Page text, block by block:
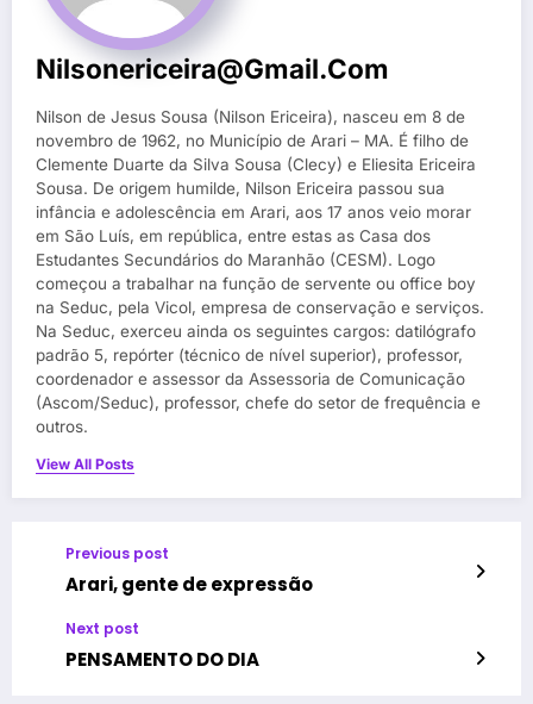
Nilsonericeira@gmail.com
Nilson de Jesus Sousa (Nilson Ericeira), nasceu em 8 de
novembro de 1962, no Município de Arari – MA. É filho de
Clemente Duarte da Silva Sousa (Clecy) e Eliesita Ericeira
Sousa. De origem humilde, Nilson Ericeira passou sua
infância e adolescência em Arari, aos 17 anos veio morar
em São Luís, em república, entre estas as Casa dos
Estudantes Secundários do Maranhão (CESM). Logo
começou a trabalhar na função de servente ou office boy
na Seduc, pela Vicol, empresa de conservação e serviços.
Na Seduc, exerceu ainda os seguintes cargos: datilógrafo
padrão 5, repórter (técnico de nível superior), professor,
coordenador e assessor da Assessoria de Comunicação
(Ascom/Seduc), professor, chefe do setor de frequência e
outros.
View All Posts
Previous post
Arari, gente de expressão
Next post
PENSAMENTO DO DIA